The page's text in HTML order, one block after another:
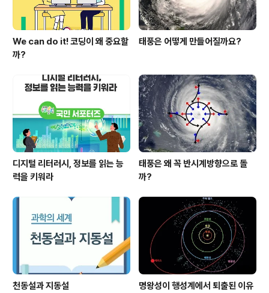
We can do it! 코딩이 왜 중요할
까?
태풍은 어떻게 만들어질까요?
디지털 리터러시, 정보를 읽는 능
력을 키워라
태풍은 왜 꼭 반시계방향으로 돌
까?
천동설과 지동설 명왕성이 행성계에서 퇴출된 이유